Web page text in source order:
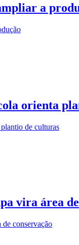
a
orienta
de culturas
vira área
conservação